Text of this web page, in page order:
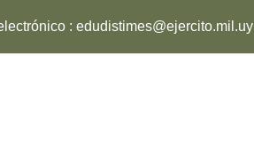
: edudistimes@ejercito.mil.uy